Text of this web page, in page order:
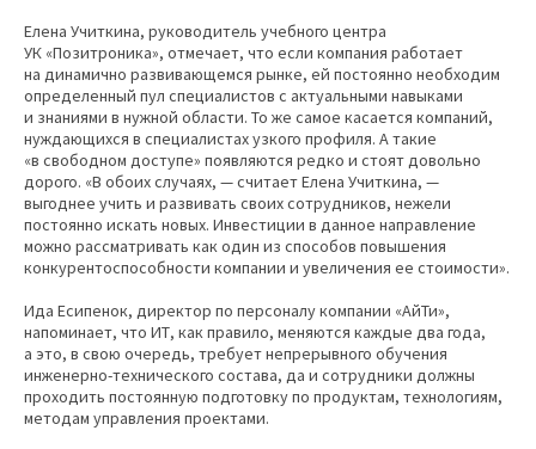
Елена Учиткина, руководитель учебного центра
УК «Позитроника», отмечает, что если компания работает
на динамично развивающемся рынке, ей постоянно необходим
определенный пул специалистов с актуальными навыками
и знаниями в нужной области. То же самое касается компаний,
нуждающихся в специалистах узкого профиля. А такие
«в свободном доступе» появляются редко и стоят довольно
дорого. «В обоих случаях, — считает Елена Учиткина, —
выгоднее учить и развивать своих сотрудников, нежели
постоянно искать новых. Инвестиции в данное направление
можно рассматривать как один из способов повышения
конкурентоспособности компании и увеличения ее стоимости».
Ида Есипенок, директор по персоналу компании «АйТи»,
напоминает, что ИТ, как правило, меняются каждые два года,
а это, в свою очередь, требует непрерывного обучения
инженерно-технического состава, да и сотрудники должны
проходить постоянную подготовку по продуктам, технологиям,
методам управления проектами.